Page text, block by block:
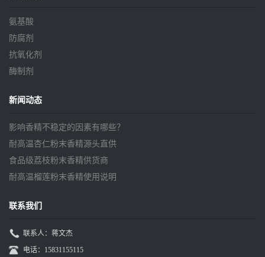
氨基酸
防腐剂
抗氧化剂
酶制剂
新闻动态
影响香精不稳定的因素有哪些？
耐高温杏仁粉末香精源头直供
食品级荔枝粉末香精供货商
耐高温榴莲粉末香精使用说明
联系我们
联系人：蒋文杰
电话：15831155115